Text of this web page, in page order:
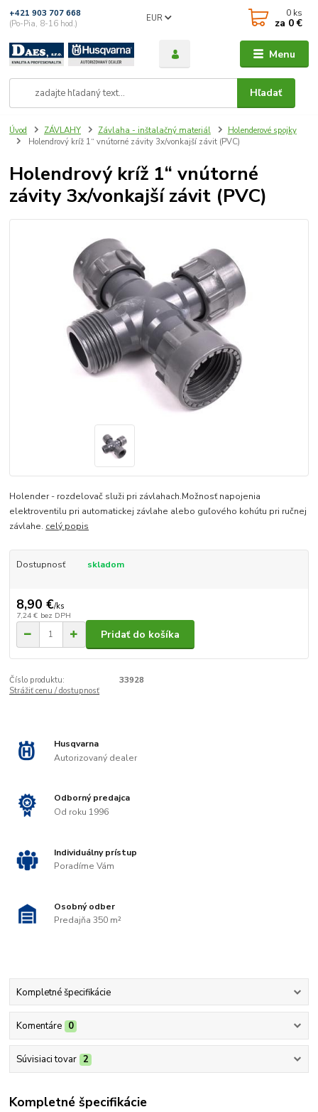
Menu
EUR
Hľadať
+421 903 707 668
(Po-Pia, 8-16 hod.)
0 ks
za 0 €
Úvod ZÁVLAHY Závlaha - inštalačný materiál
Holenderové spojky
Holendrový kríž 1“ vnútorné závity 3x/vonkajší závit (PVC)
Holendrový kríž 1“ vnútorné
závity 3x/vonkajší závit (PVC)
Holender - rozdelovač služi pri závlahach.Možnosť napojenia
elektroventilu pri automatickej závlahe alebo guľového kohútu pri ručnej
závlahe. celý popis
Dostupnosť skladom
8,90 €/ks
7,24 € bez DPH
Pridať do košíka
Číslo produktu:
33928
Strážiť cenu / dostupnosť
Husqvarna
Autorizovaný dealer
Odborný predajca
Od roku 1996
Individuálny prístup
Poradíme Vám
Osobný odber
Predajňa 350 m²
Kompletné špecifikácie
Komentáre 0
Súvisiaci tovar 2
Kompletné špecifikácie